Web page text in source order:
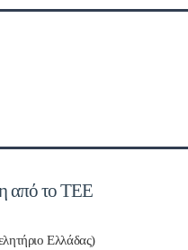
από το ΤΕΕ
Ελλάδας)